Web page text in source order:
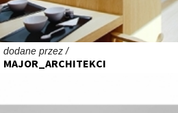
dodane przez /
MAJOR_ARCHITEKCI